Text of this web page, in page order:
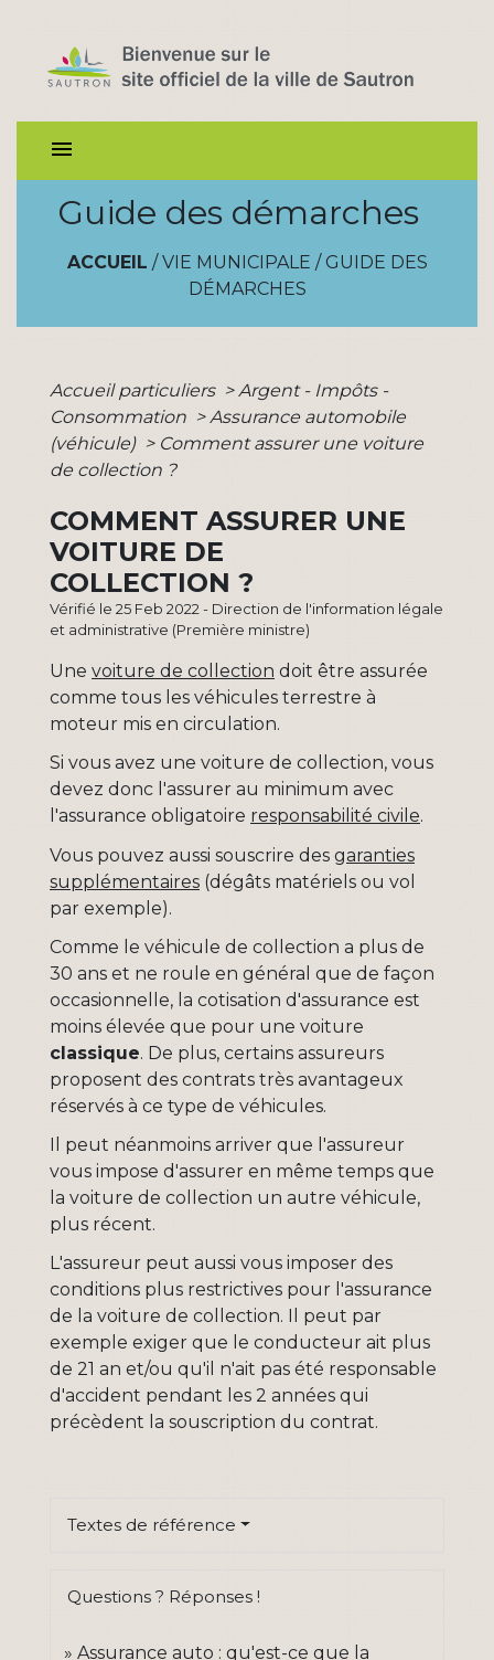
menu
Guide des démarches
ACCUEIL / VIE MUNICIPALE / GUIDE DES
DÉMARCHES
Accueil particuliers > Argent - Impôts -
Consommation > Assurance automobile
(véhicule) > Comment assurer une voiture
de collection ?
COMMENT ASSURER UNE
VOITURE DE
COLLECTION ?
Vérifié le 25 Feb 2022 - Direction de l'information légale
et administrative (Première ministre)
Une voiture de collection doit être assurée
comme tous les véhicules terrestre à
moteur mis en circulation.
Si vous avez une voiture de collection, vous
devez donc l'assurer au minimum avec
l'assurance obligatoire responsabilité civile.
Vous pouvez aussi souscrire des garanties
supplémentaires (dégâts matériels ou vol
par exemple).
Comme le véhicule de collection a plus de
30 ans et ne roule en général que de façon
occasionnelle, la cotisation d'assurance est
moins élevée que pour une voiture
classique. De plus, certains assureurs
proposent des contrats très avantageux
réservés à ce type de véhicules.
Il peut néanmoins arriver que l'assureur
vous impose d'assurer en même temps que
la voiture de collection un autre véhicule,
plus récent.
L'assureur peut aussi vous imposer des
conditions plus restrictives pour l'assurance
de la voiture de collection. Il peut par
exemple exiger que le conducteur ait plus
de 21 an et/ou qu'il n'ait pas été responsable
d'accident pendant les 2 années qui
précèdent la souscription du contrat.
Textes de référence
Questions ? Réponses !
Assurance auto : qu'est-ce que la